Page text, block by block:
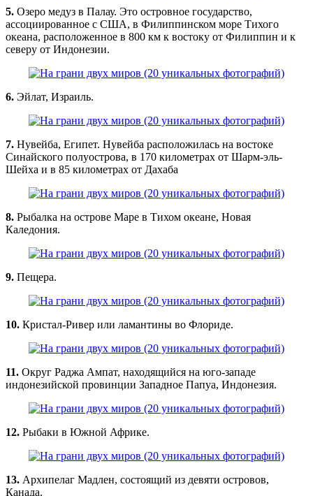
5. Озеро медуз в Палау. Это островное государство,
ассоциированное с США, в Филиппинском море Тихого
океана, расположенное в 800 км к востоку от Филиппин и к
северу от Индонезии.
6. Эйлат, Израиль.
7. Нувейба, Египет. Нувейба расположилась на востоке
Синайского полуострова, в 170 километрах от Шарм-эль-
Шейха и в 85 километрах от Дахаба
8. Рыбалка на острове Маре в Тихом океане, Новая
Каледония.
9. Пещера.
10. Кристал-Ривер или ламантины во Флориде.
11. Округ Раджа Ампат, находящийся на юго-западе
индонезийской провинции Западное Папуа, Индонезия.
12. Рыбаки в Южной Африке.
13. Архипелаг Мадлен, состоящий из девяти островов,
Канада.